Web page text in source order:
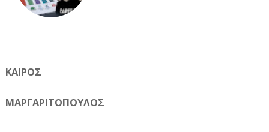
ΚΑΙΡΟΣ
ΜΑΡΓΑΡΙΤΟΠΟΥΛΟΣ